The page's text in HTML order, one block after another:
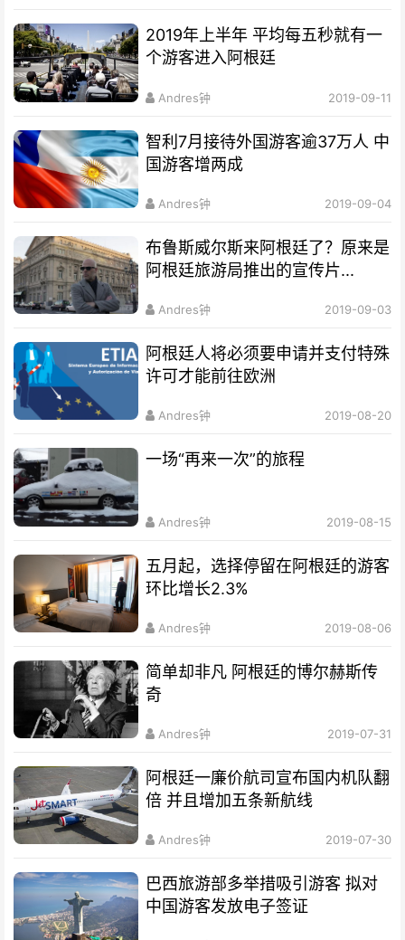
2019年上半年 平均每五秒就有一
个游客进入阿根廷
Andres钟 2019-09-11
智利7月接待外国游客逾37万人 中
国游客增两成
Andres钟 2019-09-04
布鲁斯威尔斯来阿根廷了？原来是
阿根廷旅游局推出的宣传片...
Andres钟 2019-09-03
阿根廷人将必须要申请并支付特殊
许可才能前往欧洲
Andres钟 2019-08-20
一场“再来一次”的旅程
Andres钟 2019-08-15
五月起，选择停留在阿根廷的游客
环比增长2.3%
Andres钟 2019-08-06
简单却非凡 阿根廷的博尔赫斯传
奇
Andres钟 2019-07-31
阿根廷一廉价航司宣布国内机队翻
倍 并且增加五条新航线
Andres钟 2019-07-30
巴西旅游部多举措吸引游客 拟对
中国游客发放电子签证